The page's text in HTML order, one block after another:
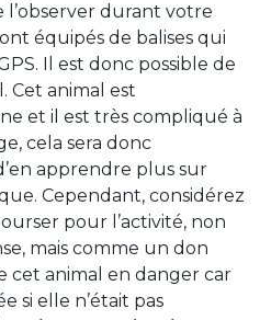
durant votre
équipés de balises qui
Il est donc possible de
Cet animal est
et il est très compliqué à
cela sera donc
apprendre plus sur
Cependant, considérez
pour l’activité, non
mais comme un don
cet animal en danger car
si elle n’était pas